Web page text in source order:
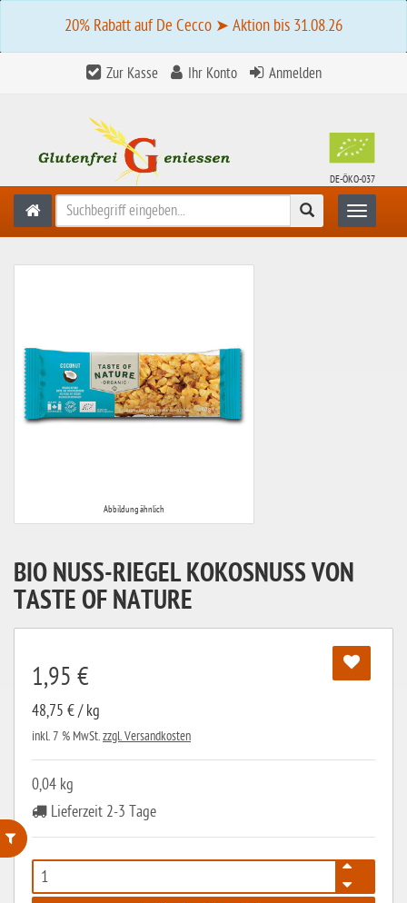
ohne Weizenstärke
20% Rabatt auf De Cecco ➤ Aktion bis 31.08.26
Zur Kasse Ihr Konto Anmelden
DE-ÖKO-037
Suchen Toggle
Abbildung ähnlich
BIO NUSS-RIEGEL KOKOSNUSS VON
TASTE OF NATURE
1,95 €
48,75 € / kg
inkl. 7 % MwSt.zzgl. Versandkosten
0,04 kg
Lieferzeit 2-3 Tage